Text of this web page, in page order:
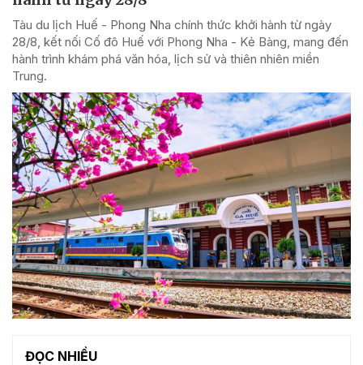
Tàu du lịch Huế - Phong Nha chính thức khởi hành từ ngày
28/8, kết nối Cố đô Huế với Phong Nha - Kẻ Bàng, mang đến
hành trình khám phá văn hóa, lịch sử và thiên nhiên miền
Trung.
ĐỌC NHIỀU